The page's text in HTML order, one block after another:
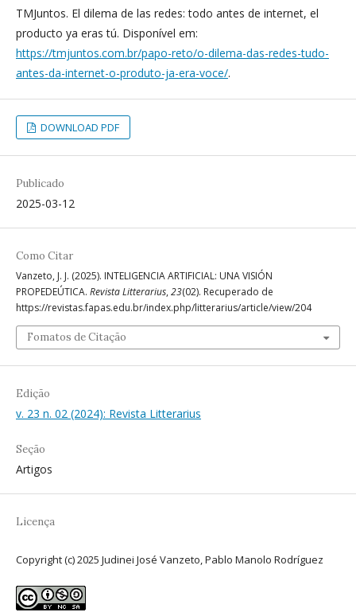
TMJuntos. El dilema de las redes: todo antes de internet, el
producto ya eras tú. Disponível em:
https://tmjuntos.com.br/papo-reto/o-dilema-das-redes-tudo-
antes-da-internet-o-produto-ja-era-voce/.
DOWNLOAD PDF
Publicado
2025-03-12
Como Citar
Vanzeto, J. J. (2025). INTELIGENCIA ARTIFICIAL: UNA VISIÓN
PROPEDEÚTICA. Revista Litterarius, 23(02). Recuperado de
https://revistas.fapas.edu.br/index.php/litterarius/article/view/204
Fomatos de Citação
Edição
v. 23 n. 02 (2024): Revista Litterarius
Seção
Artigos
Licença
Copyright (c) 2025 Judinei José Vanzeto, Pablo Manolo Rodríguez